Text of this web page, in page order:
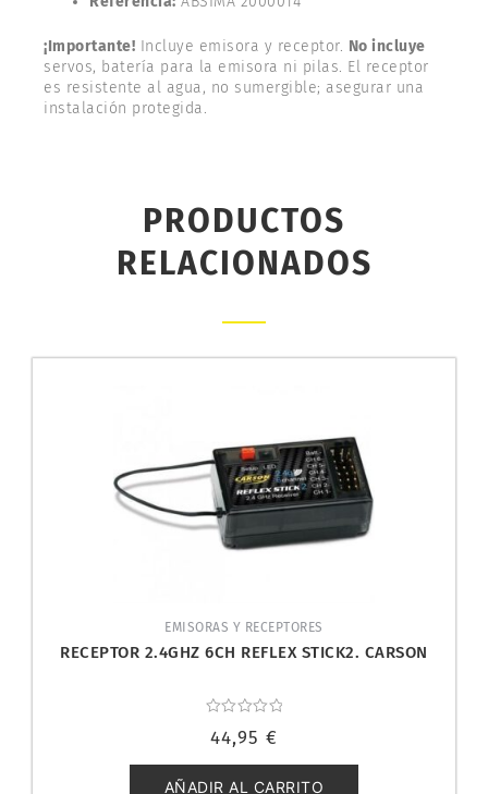
¡Importante! Incluye emisora y receptor. No incluye
servos, batería para la emisora ni pilas. El receptor
es resistente al agua, no sumergible; asegurar una
instalación protegida.
PRODUCTOS
RELACIONADOS
EMISORAS Y RECEPTORES
RECEPTOR 2.4GHZ 6CH REFLEX STICK2. CARSON
con
de
5
44,95 €
AÑADIR AL CARRITO